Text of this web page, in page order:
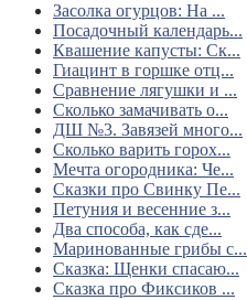
Засолка огурцов: На ...
Посадочный календарь...
Квашение капусты: Ск...
Гиацинт в горшке отц...
Сравнение лягушки и ...
Сколько замачивать о...
ДШ №3. Завязей много...
Сколько варить горох...
Мечта огородника: Че...
Сказки про Свинку Пе...
Петуния и весенние з...
Два способа, как сде...
Маринованные грибы с...
Сказка: Щенки спасаю...
Сказка про Фиксиков ...